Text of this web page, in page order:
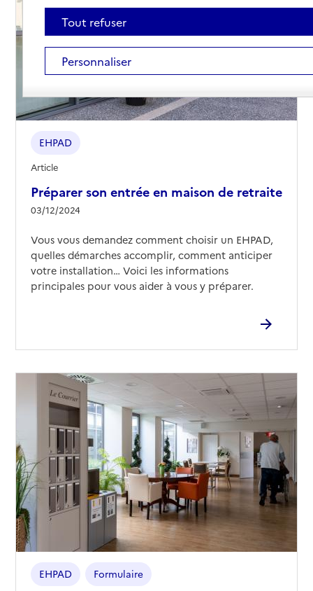
Préparer son entrée en maison de retraite
03/12/2024
EHPAD
Article
Vous vous demandez comment choisir un EHPAD,
quelles démarches accomplir, comment anticiper
votre installation… Voici les informations
principales pour vous aider à vous y préparer.
EHPAD Formulaire
Tout refuser
Personnaliser